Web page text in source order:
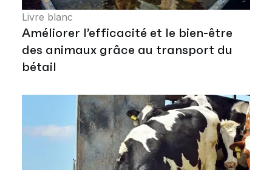
Livre blanc
Améliorer l’efficacité et le bien-être
des animaux grâce au transport du
bétail